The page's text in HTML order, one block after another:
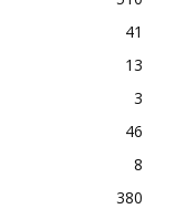
41
13
3
46
8
380